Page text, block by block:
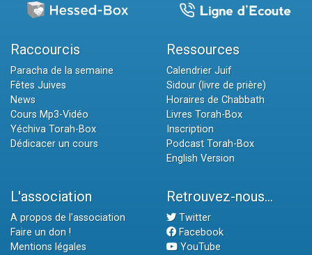
Raccourcis
Paracha de la semaine
Fêtes Juives
News
Cours Mp3-Vidéo
Yéchiva Torah-Box
Dédicacer un cours
Ressources
Calendrier Juif
Sidour (livre de prière)
Horaires de Chabbath
Livres Torah-Box
Inscription
Podcast Torah-Box
English Version
L'association
A propos de l'association
Faire un don !
Mentions légales
Retrouvez-nous...
Twitter
Facebook
YouTube